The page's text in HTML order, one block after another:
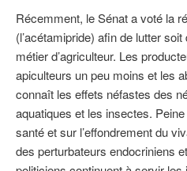
Récemment, le Sénat a voté la
(l’acétamipride) afin de lutter
métier d’agriculteur. Les
apiculteurs un peu moins et les
connaît les effets néfastes des
aquatiques et les insectes.
santé et sur l’effondrement du
des perturbateurs endocriniens